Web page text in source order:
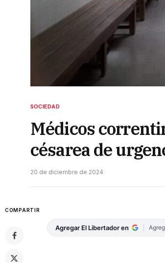
SOCIEDAD
Médicos
césarea de
20 de diciembre de 2024
COMPARTIR
Agregar El Libertador en